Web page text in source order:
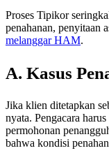
Proses Tipikor
penahanan, penyitaan
melanggar HAM.
A. Kasus
Jika klien ditetapkan
nyata. Pengacara
permohonan
bahwa kondisi